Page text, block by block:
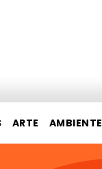
ARTE AMBIENTE